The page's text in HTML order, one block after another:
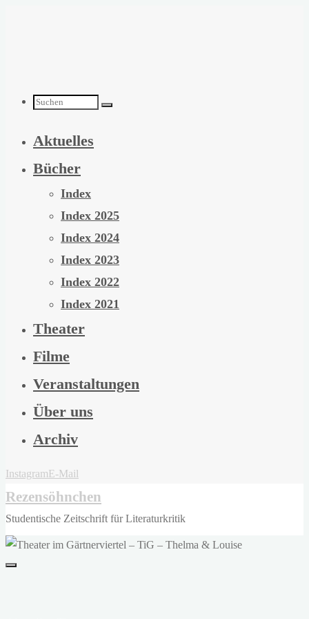
Suchen
nach:
Aktuelles
Bücher
Index
Index 2025
Index 2024
Index 2023
Index 2022
Index 2021
Theater
Filme
Veranstaltungen
Über uns
Archiv
InstagramE-Mail
Rezensöhnchen
Studentische Zeitschrift für Literaturkritik